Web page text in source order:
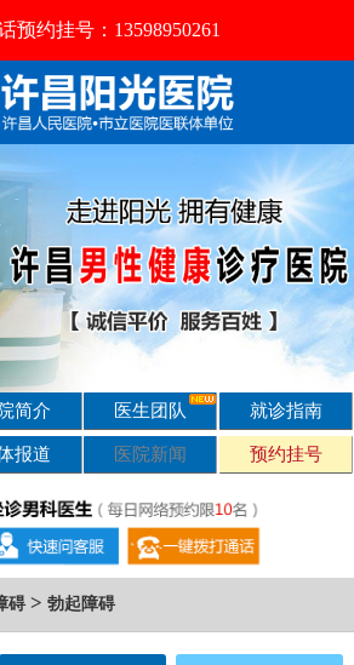
预约挂号：13598950261
院-2024正规男科医院排名-许昌阳光医院
简介 医生团队 就诊指南
报道 医院新闻 预约挂号
碍 > 勃起障碍